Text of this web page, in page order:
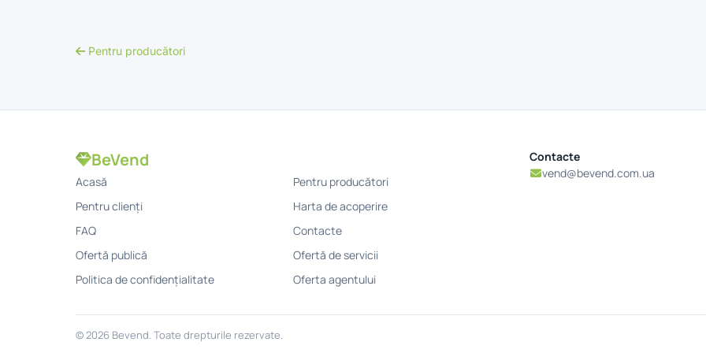
Pentru producători
BeVend
Acasă
Pentru producători
Pentru clienți
Harta de acoperire
FAQ
Contacte
Ofertă publică
Ofertă de servicii
Politica de confidențialitate
Oferta agentului
Contacte
vend@bevend.com.ua
© 2026 Bevend. Toate drepturile rezervate.